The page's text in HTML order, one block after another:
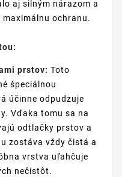
aj silným nárazom a
ochranu.
prstov: Toto
špeciálnou
účinne odpudzuje
Vďaka tomu sa na
odtlačky prstov a
zostáva vždy čistá a
vrstva uľahčuje
nečistôt.